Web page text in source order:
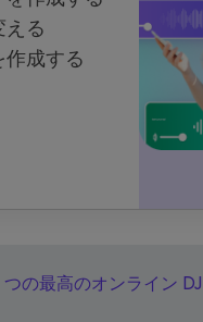
える
作成する
の最高のオンライン